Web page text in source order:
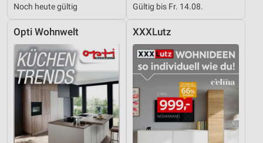
Noch heute gültig Gültig bis Fr. 14.08.
Opti Wohnwelt XXXLutz